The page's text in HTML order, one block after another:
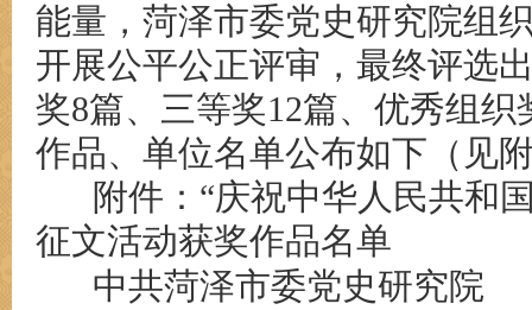
能量，菏泽市委党史研究院组
开展公平公正评审，最终评选
奖8篇、三等奖12篇、优秀组织
作品、单位名单公布如下（见
附件：“庆祝中华人民共和
征文活动获奖作品名单
中共菏泽市委党史研究院